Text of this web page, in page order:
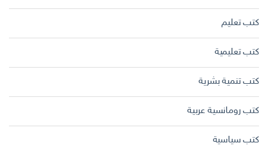
كتب تعليم
كتب تعليمية
كتب تنمية بشرية
كتب رومانسية عربية
كتب سياسية